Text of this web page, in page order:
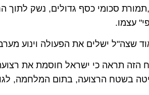
סכומי כסף גדולים, נשק
עצמו.
שצה"ל ישלים את הפעולה וינוע
תראה כי ישראל חוסמת את
בשטח הרצועה, בתום המלחמה,